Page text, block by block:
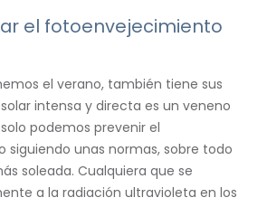
el fotoenvejecimiento
el verano, también tiene sus
intensa y directa es un veneno
podemos prevenir el
unas normas, sobre todo
soleada. Cualquiera que se
a la radiación ultravioleta en los